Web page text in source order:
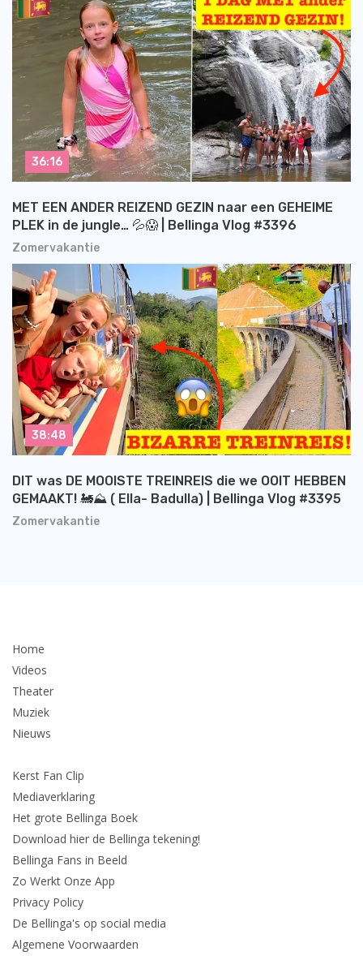
Zomervakantie
MET EEN ANDER REIZEND GEZIN naar een GEHEIME
PLEK in de jungle… 💦😱 | Bellinga Vlog #3396
36:16
Zomervakantie
DIT was DE MOOISTE TREINREIS die we OOIT HEBBEN
GEMAAKT! 🚂⛰️ ( Ella- Badulla) | Bellinga Vlog #3395
38:48
Home
Videos
Theater
Muziek
Nieuws
Kerst Fan Clip
Mediaverklaring
Het grote Bellinga Boek
Download hier de Bellinga tekening!
Bellinga Fans in Beeld
Zo Werkt Onze App
Privacy Policy
De Bellinga's op social media
Algemene Voorwaarden